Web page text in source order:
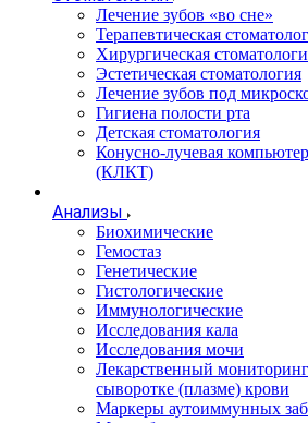
Лечение зубов «во сне»
Терапевтическая
Хирургическая
Эстетическая стоматология
Лечение зубов под
Гигиена полости рта
Детская стоматология
Конусно-лучевая
(КЛКТ)
Анализы
Биохимические
Гемостаз
Генетические
Гистологические
Иммунологические
Исследования кала
Исследования мочи
Лекарственный
сыворотке (плазме) крови
Маркеры аутоиммунных